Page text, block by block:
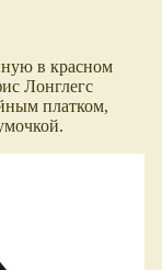
в красном
Лонглегс
платком,